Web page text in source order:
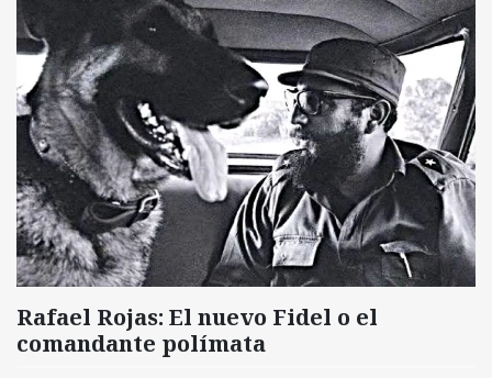
Rafael Rojas: El nuevo Fidel o el
comandante polímata